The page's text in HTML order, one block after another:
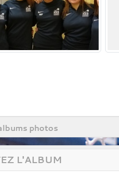
photos
L'ALBUM